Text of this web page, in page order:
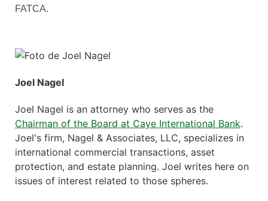
FATCA.
Joel Nagel
Joel Nagel is an attorney who serves as the
Chairman of the Board at Caye International Bank.
Joel's firm, Nagel & Associates, LLC, specializes in
international commercial transactions, asset
protection, and estate planning. Joel writes here on
issues of interest related to those spheres.